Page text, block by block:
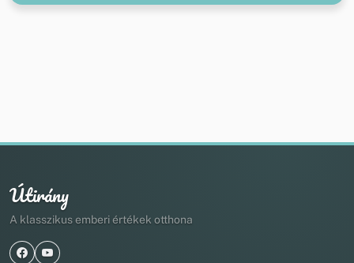
Útirány
A klasszikus emberi értékek otthona